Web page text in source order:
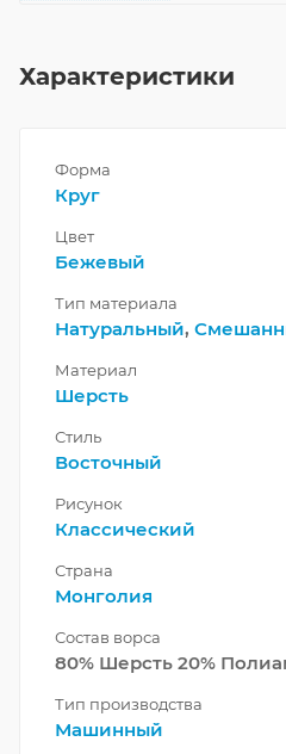
Характеристики
Форма
Круг
Цвет
Бежевый
Тип материала
Натуральный,
Материал
Шерсть
Стиль
Восточный
Рисунок
Классический
Страна
Монголия
Состав ворса
80% Шерсть 20%
Тип производства
Машинный